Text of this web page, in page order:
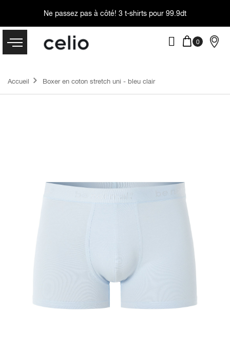
Ne passez pas à côté! 3 t-shirts pour 99.9dt
Accueil Boxer en coton stretch uni - bleu clair